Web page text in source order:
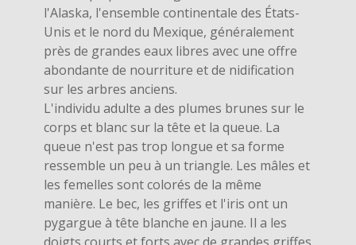
l'Alaska, l'ensemble continentale des États-
Unis et le nord du Mexique, généralement
près de grandes eaux libres avec une offre
abondante de nourriture et de nidification
sur les arbres anciens.
L'individu adulte a des plumes brunes sur le
corps et blanc sur la tête et la queue. La
queue n'est pas trop longue et sa forme
ressemble un peu à un triangle. Les mâles et
les femelles sont colorés de la même
manière. Le bec, les griffes et l'iris ont un
pygargue à tête blanche en jaune. Il a les